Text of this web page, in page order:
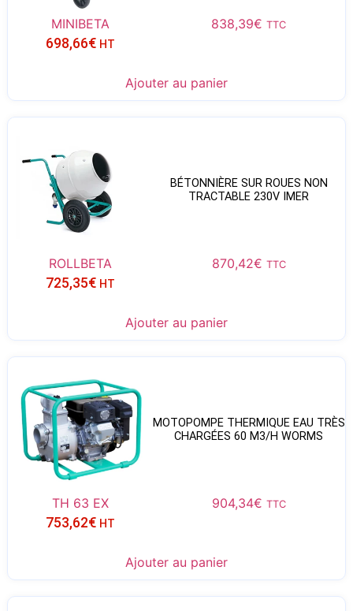
MINIBETA 838,39€ TTC
698,66€ HT
Ajouter au panier
BÉTONNIÈRE SUR ROUES NON
TRACTABLE 230V IMER
ROLLBETA 870,42€ TTC
725,35€ HT
Ajouter au panier
MOTOPOMPE THERMIQUE EAU TRÈS
CHARGÉES 60 M3/H WORMS
TH 63 EX 904,34€ TTC
753,62€ HT
Ajouter au panier